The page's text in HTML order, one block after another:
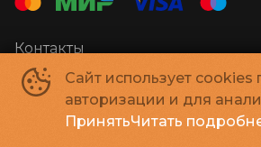
Сайт использует cookies
авторизации и для
ПринятьЧитать
Контакты
Администратор +7 384-29-
E-mail
megakino42@mail.ru